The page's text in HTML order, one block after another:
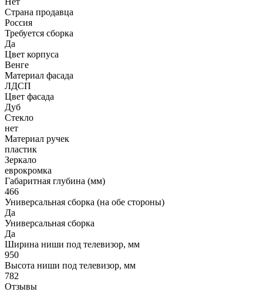
Страна продавца
Россия
Требуется сборка
Да
Цвет корпуса
Венге
Материал фасада
ЛДСП
Цвет фасада
Дуб
Стекло
нет
Материал ручек
пластик
Зеркало
еврокромка
Габаритная глубина (мм)
466
Универсальная сборка (на обе стороны)
Да
Универсальная сборка
Да
Ширина ниши под телевизор, мм
950
Высота ниши под телевизор, мм
782
Отзывы